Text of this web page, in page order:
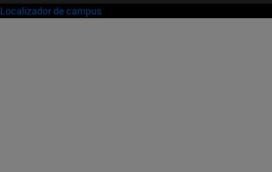
Localizador de campus